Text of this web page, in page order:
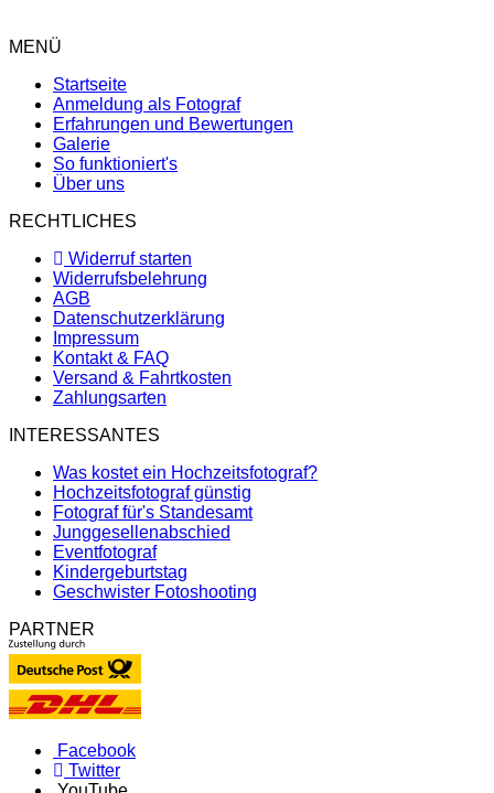
MENÜ
Startseite
Anmeldung als Fotograf
Erfahrungen und Bewertungen
Galerie
So funktioniert's
Über uns
RECHTLICHES
Widerruf starten
Widerrufsbelehrung
AGB
Datenschutzerklärung
Impressum
Kontakt & FAQ
Versand & Fahrtkosten
Zahlungsarten
INTERESSANTES
Was kostet ein Hochzeitsfotograf?
Hochzeitsfotograf günstig
Fotograf für's Standesamt
Junggesellenabschied
Eventfotograf
Kindergeburtstag
Geschwister Fotoshooting
PARTNER
Facebook
Twitter